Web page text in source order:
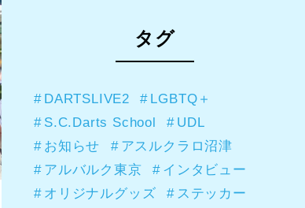
タグ
DARTSLIVE2
LGBTQ＋
S.C.Darts School
UDL
お知らせ
アスルクラロ沼津
アルバルク東京
インタビュー
オリジナルグッズ
ステッカー